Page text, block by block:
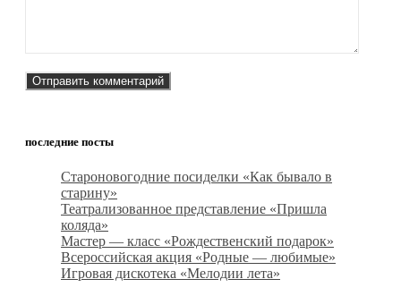
последние посты
Староновогодние посиделки «Как бывало в
старину»
Театрализованное представление «Пришла
коляда»
Мастер — класс «Рождественский подарок»
Всероссийская акция «Родные — любимые»
Игровая дискотека «Мелодии лета»